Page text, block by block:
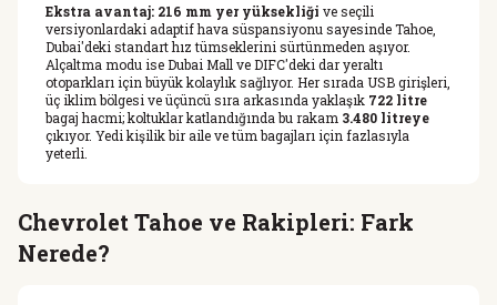
Ekstra avantaj: 216 mm yer yüksekliği ve seçili
versiyonlardaki adaptif hava süspansiyonu sayesinde Tahoe,
Dubai'deki standart hız tümseklerini sürtünmeden aşıyor.
Alçaltma modu ise Dubai Mall ve DIFC'deki dar yeraltı
otoparkları için büyük kolaylık sağlıyor. Her sırada USB girişleri,
üç iklim bölgesi ve üçüncü sıra arkasında yaklaşık 722 litre
bagaj hacmi; koltuklar katlandığında bu rakam 3.480 litreye
çıkıyor. Yedi kişilik bir aile ve tüm bagajları için fazlasıyla
yeterli.
Chevrolet Tahoe ve Rakipleri: Fark
Nerede?